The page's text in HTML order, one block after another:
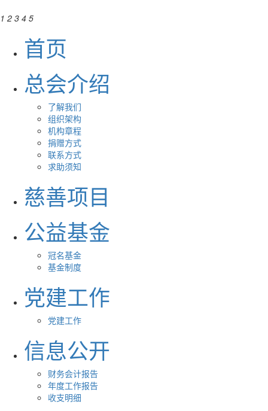
1 2 3 4 5
首页
总会介绍
了解我们
组织架构
机构章程
捐赠方式
联系方式
求助须知
慈善项目
公益基金
冠名基金
基金制度
党建工作
党建工作
信息公开
财务会计报告
年度工作报告
收支明细